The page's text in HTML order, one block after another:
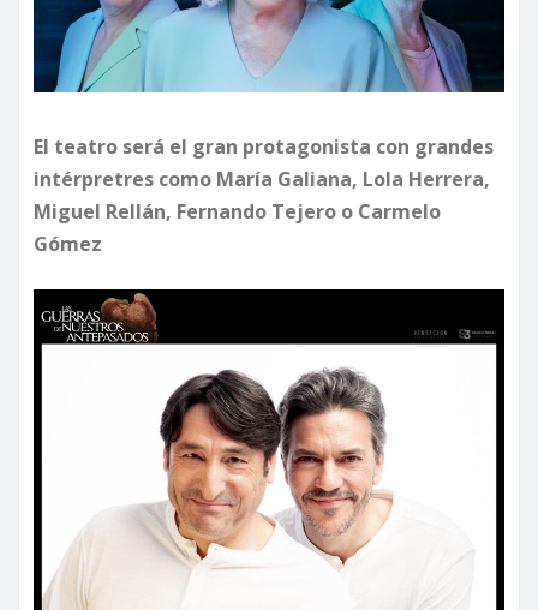
El teatro será el gran protagonista con grandes
intérpretres como María Galiana, Lola Herrera,
Miguel Rellán, Fernando Tejero o Carmelo
Gómez